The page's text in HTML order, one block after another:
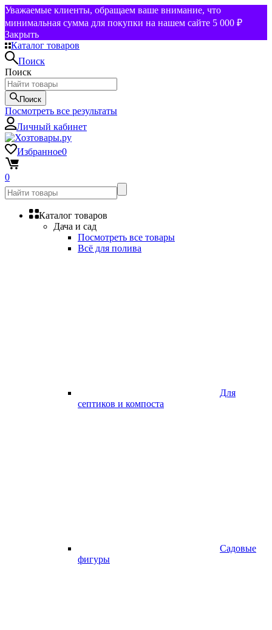
Уважаемые клиенты, обращаем ваше внимание, что
минимальная сумма для покупки на нашем сайте 5 000 ₽
Закрыть
Каталог товаров
Поиск
Поиск
Поиск
Посмотреть все результаты
Личный кабинет
Избранное0
0
Каталог товаров
Дача и сад
Посмотреть все товары
Всё для полива
Для
септиков и компоста
Садовые
фигуры